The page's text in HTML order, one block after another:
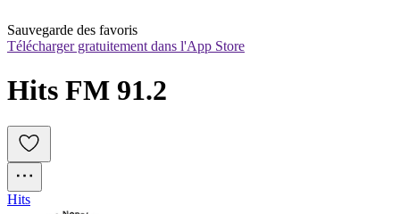
Sauvegarde des favoris
Télécharger gratuitement dans l'App Store
Hits FM 91.2
Hits